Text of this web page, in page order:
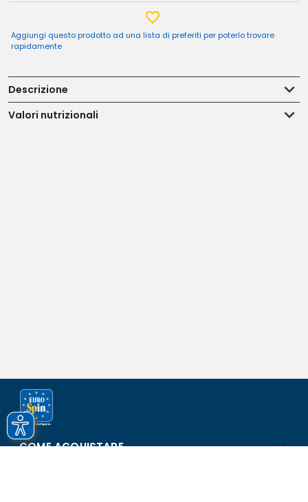
Aggiungi questo prodotto ad una lista di preferiti per poterlo trovare
rapidamente
Descrizione
Valori nutrizionali
COME ACQUISTARE